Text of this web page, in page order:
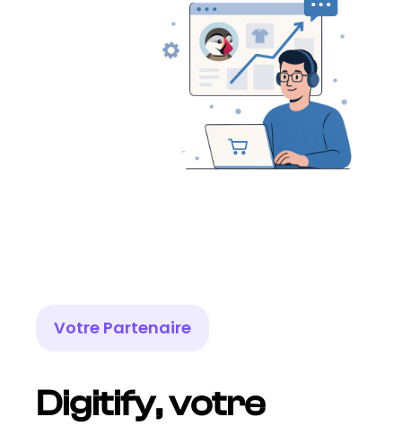
Votre Partenaire
Digitify, votre